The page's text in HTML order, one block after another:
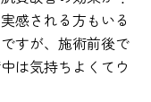
感される方もいる
すが、施術前後で
は気持ちよくてウ